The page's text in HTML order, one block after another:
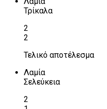
Τρίκαλα
2
2
Τελικό αποτέλεσμα
Λαμία
Σελεύκεια
2